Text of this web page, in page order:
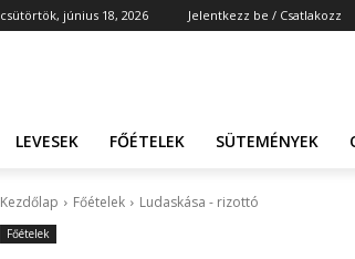
csütörtök, június 18, 2026 Jelentkezz be / Csatlakozz
LEVESEK FŐÉTELEK SÜTEMÉNYEK
Kezdőlap Főételek Ludaskása - rizottó
Főételek